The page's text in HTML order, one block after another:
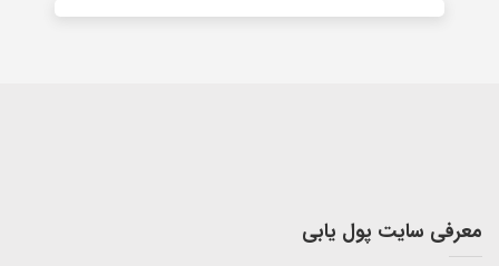
معرفی سایت پول یابی